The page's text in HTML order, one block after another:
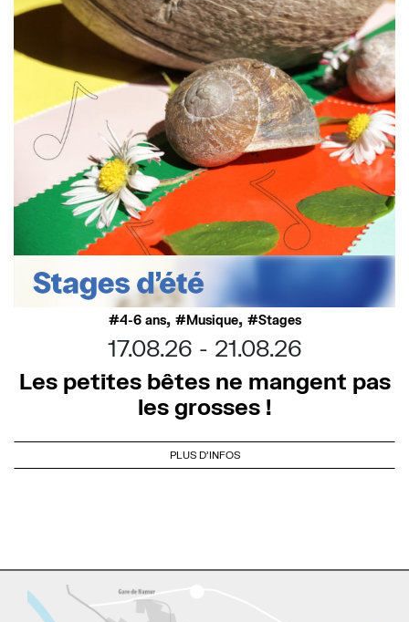
4-6 ans, Musique, Stages
17.08.26
21.08.26
Les petites bêtes ne mangent pas
les grosses !
PLUS D'INFOS